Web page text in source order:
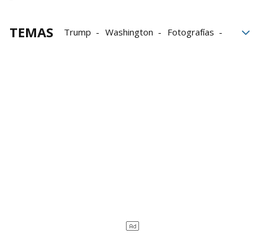
TEMAS Trump Washington
Fotografías